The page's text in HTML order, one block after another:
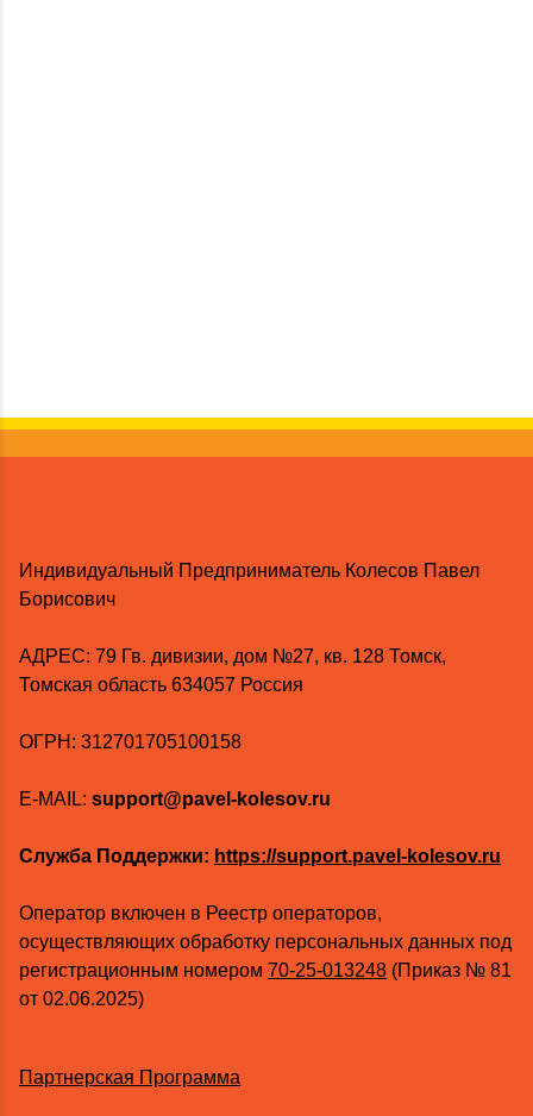
Индивидуальный Предприниматель Колесов Павел
Борисович
AДРЕС: 79 Гв. дивизии, дом №27, кв. 128 Томск,
Томская область 634057 Россия
ОГРН: 312701705100158
E-MAIL: support@pavel-kolesov.ru
Служба Поддержки: https://support.pavel-kolesov.ru
Оператор включен в Реестр операторов,
осуществляющих обработку персональных данных под
регистрационным номером 70-25-013248 (Приказ № 81
от 02.06.2025)
Партнерская Программа